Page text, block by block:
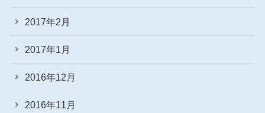
2017年2月
2017年1月
2016年12月
2016年11月